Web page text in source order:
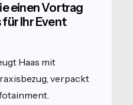
einen Vortrag
für Ihr Event
Haas mit
verpackt